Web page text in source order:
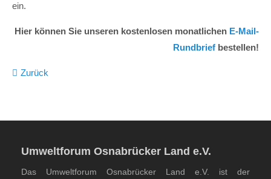
ein.
Hier können Sie unseren kostenlosen monatlichen E-Mail-
Rundbrief bestellen!
Zurück
Umweltforum Osnabrücker Land e.V.
Das Umweltforum Osnabrücker Land e.V. ist der